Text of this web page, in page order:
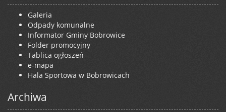
Galeria
Odpady komunalne
Informator Gminy Bobrowice
Folder promocyjny
Tablica ogłoszeń
e-mapa
Hala Sportowa w Bobrowicach
Archiwa